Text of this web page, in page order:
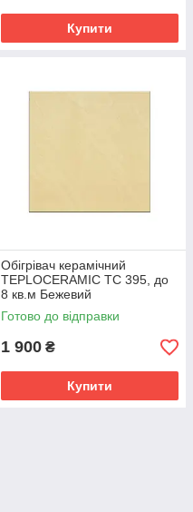
Купити
Обігрівач керамічний
TEPLOCERAMIC TC 395, до
8 кв.м Бежевий
Готово до відправки
1 900 ₴
Купити